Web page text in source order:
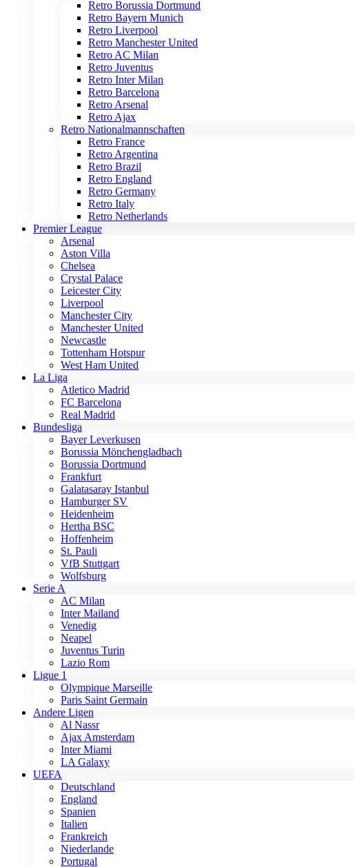
Retro Borussia Dortmund
Retro Bayern Munich
Retro Liverpool
Retro Manchester United
Retro AC Milan
Retro Juventus
Retro Inter Milan
Retro Barcelona
Retro Arsenal
Retro Ajax
Retro Nationalmannschaften
Retro France
Retro Argentina
Retro Brazil
Retro England
Retro Germany
Retro Italy
Retro Netherlands
Premier League
Arsenal
Aston Villa
Chelsea
Crystal Palace
Leicester City
Liverpool
Manchester City
Manchester United
Newcastle
Tottenham Hotspur
West Ham United
La Liga
Atletico Madrid
FC Barcelona
Real Madrid
Bundesliga
Bayer Leverkusen
Borussia Mönchengladbach
Borussia Dortmund
Frankfurt
Galatasaray Istanbul
Hamburger SV
Heidenheim
Hertha BSC
Hoffenheim
St. Pauli
VfB Stuttgart
Wolfsburg
Serie A
AC Milan
Inter Mailand
Venedig
Neapel
Juventus Turin
Lazio Rom
Ligue 1
Olympique Marseille
Paris Saint Germain
Andere Ligen
Al Nassr
Ajax Amsterdam
Inter Miami
LA Galaxy
UEFA
Deutschland
England
Spanien
Italien
Frankreich
Niederlande
Portugal